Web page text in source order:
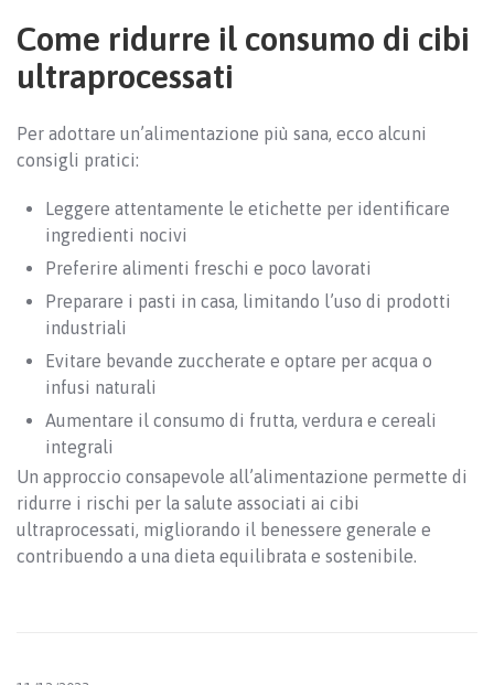
Come ridurre il consumo di cibi
ultraprocessati
Per adottare un’alimentazione più sana, ecco alcuni
consigli pratici:
Leggere attentamente le etichette per identificare
ingredienti nocivi
Preferire alimenti freschi e poco lavorati
Preparare i pasti in casa, limitando l’uso di prodotti
industriali
Evitare bevande zuccherate e optare per acqua o
infusi naturali
Aumentare il consumo di frutta, verdura e cereali
integrali
Un approccio consapevole all’alimentazione permette di
ridurre i rischi per la salute associati ai cibi
ultraprocessati, migliorando il benessere generale e
contribuendo a una dieta equilibrata e sostenibile.